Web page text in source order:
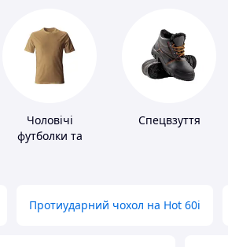
Чоловічі
футболки та
Спецвзуття
Протиударний чохол на Hot 60i